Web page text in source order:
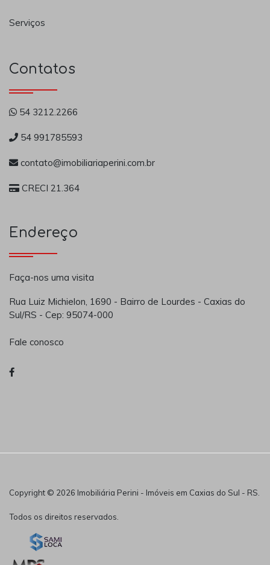
Serviços
Contatos
54 3212.2266
54 991785593
contato@imobiliariaperini.com.br
CRECI 21.364
Endereço
Faça-nos uma visita
Rua Luiz Michielon, 1690 - Bairro de Lourdes - Caxias do
Sul/RS - Cep: 95074-000
Fale conosco
Copyright © 2026 Imobiliária Perini - Imóveis em Caxias do Sul - RS.
Todos os direitos reservados.